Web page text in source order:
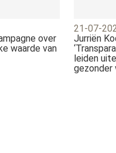
over
waarde van
21-07-
Jurriën
leiden
gezonder